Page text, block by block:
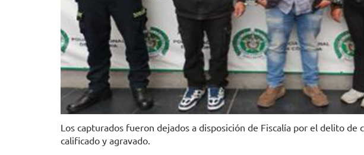
Los capturados fueron dejados a disposición de Fiscalía por el delito
calificado y agravado.